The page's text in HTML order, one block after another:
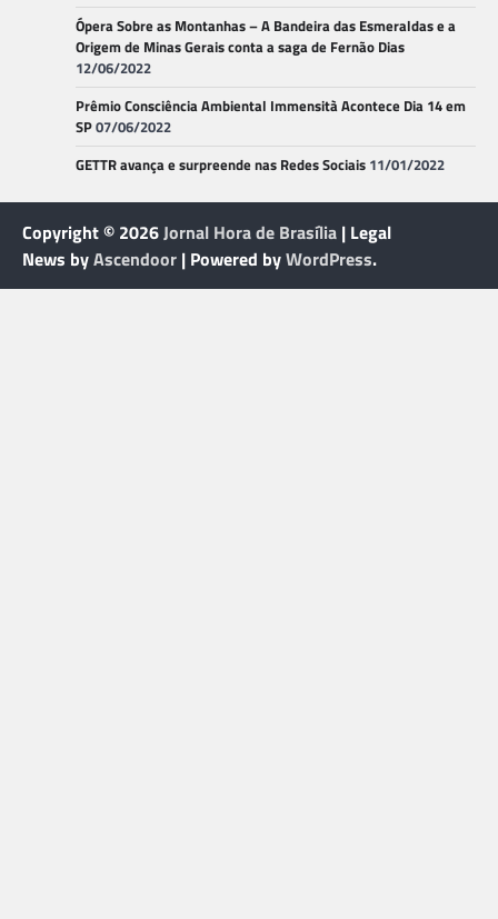
Ópera Sobre as Montanhas – A Bandeira das Esmeraldas e a
Origem de Minas Gerais conta a saga de Fernão Dias
12/06/2022
Prêmio Consciência Ambiental Immensità Acontece Dia 14 em
SP07/06/2022
GETTR avança e surpreende nas Redes Sociais 11/01/2022
Copyright © 2026Jornal Hora de Brasília | Legal
News byAscendoor | Powered byWordPress.